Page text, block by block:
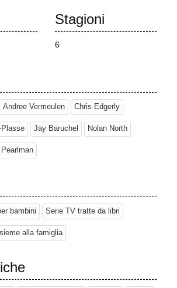
Stagioni
6
Andree Vermeulen Chris Edgerly
Jay Baruchel Nolan North
bambini Serie TV tratte da libri
alla famiglia